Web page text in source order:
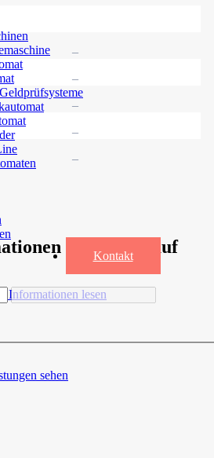
Kontakt
–
–
–
–
–
vor dem Kauf
Informationen lesen
sehen